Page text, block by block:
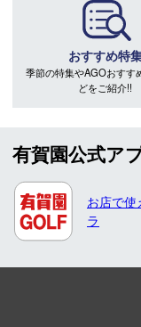
おすすめ特
季節の特集やAGOおすす
どをご紹介!!
有賀園公式ア
お店で
ラ